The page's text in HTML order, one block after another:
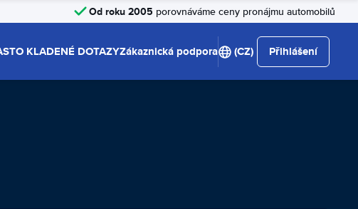
Od roku 2005 porovnáváme ceny pronájmu automobilů
KLADENÉ DOTAZYZákaznická podpora (CZ) Přihlášení